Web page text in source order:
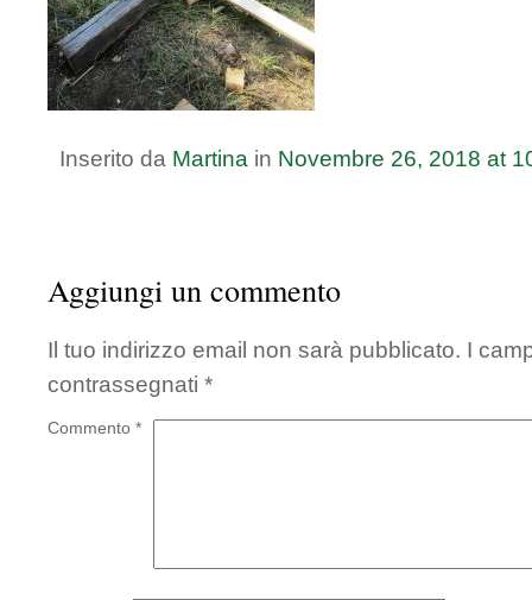
Inserito da Martina in Novembre 26, 2018 at
Aggiungi un commento
Il tuo indirizzo email non sarà pubblicato. I
contrassegnati *
Commento *